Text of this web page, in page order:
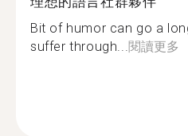
Bit of humor can go a
suffer through...閱讀更多